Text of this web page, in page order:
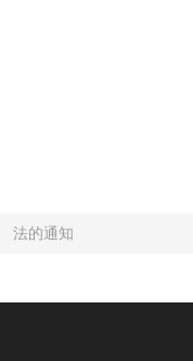
法的通知